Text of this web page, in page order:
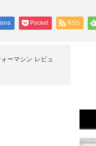
Pocket RSS
ーマシン レビュ